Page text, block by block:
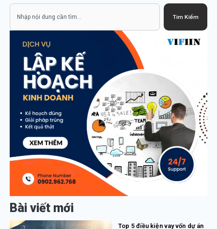
Tìm Kiếm
Bài viết mới
Top 5 điều kiện vay vốn dự án